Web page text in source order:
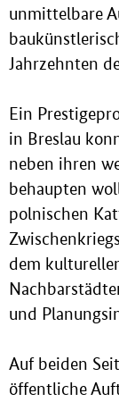
unmittelbare
Jahrzehnten
Ein
in Breslau
neben ihren
behaupten
polnischen
dem
und
Auf beiden
öffentliche